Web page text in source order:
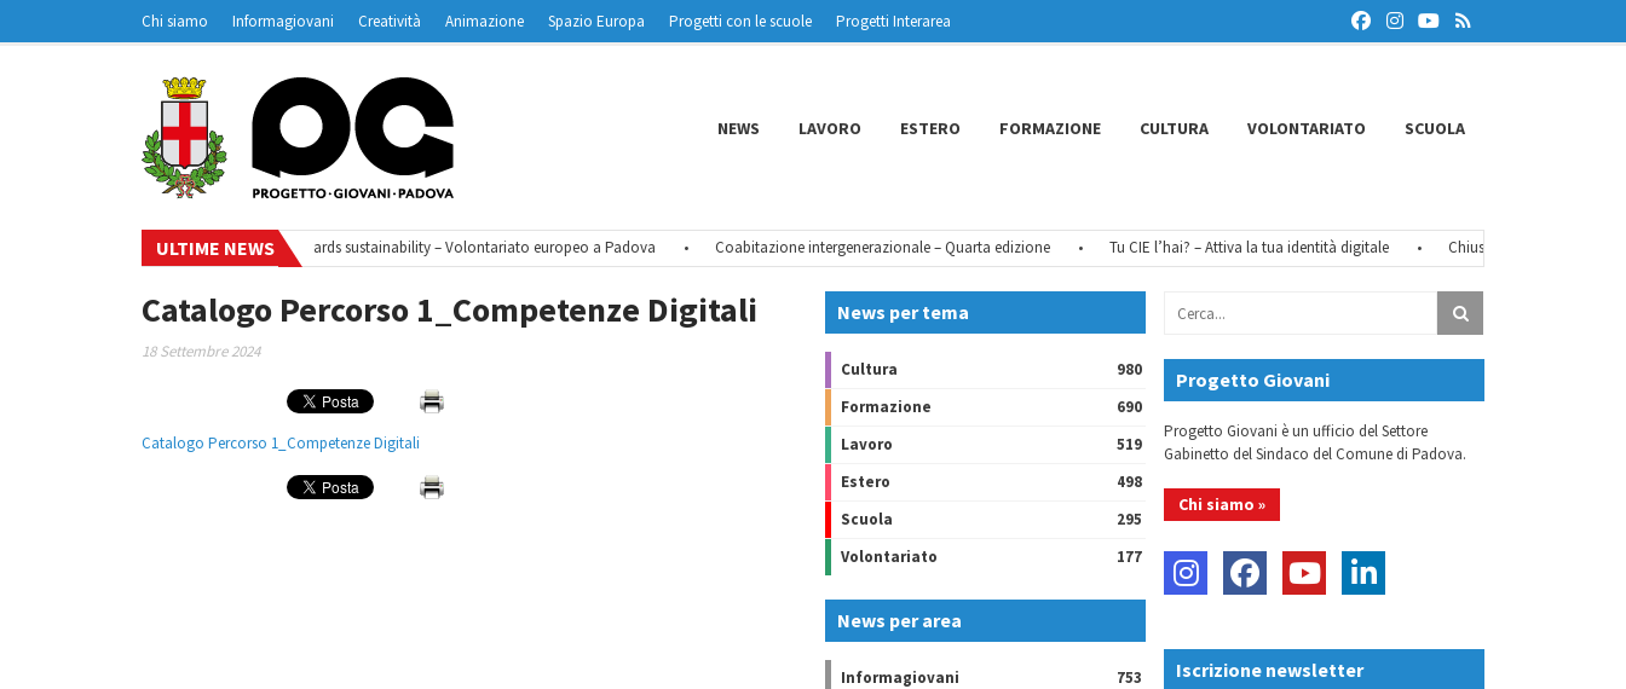
Chi siamo Informagiovani Creatività Animazione Spazio Europa Progetti con le scuole
Progetti Interarea
Contatti
Padovanet
NEWS LAVORO ESTERO FORMAZIONE CULTURA VOLONTARIATO SCUOLA
ULTIME NEWS
Your small steps towards sustainability – Volontariato europeo a Padova Coabitazione intergenerazionale – Quarta edizione Tu CIE l’hai? – Attiva la tua identità digitale Chiusure estive 2026
Catalogo Percorso 1_Competenze Digitali
18 Settembre 2024
Catalogo Percorso 1_Competenze Digitali
News per tema
Cultura
980
Formazione
690
Lavoro
519
Estero
498
Scuola
295
Volontariato
177
News per area
Informagiovani
753
Progetto Giovani
Progetto Giovani è un ufficio del Settore
Gabinetto del Sindaco del Comune di Padova.
Chi siamo »
Iscrizione newsletter